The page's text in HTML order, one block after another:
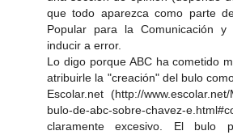
que todo aparezca como parte
Popular para la Comunicación y
inducir a error.
Lo digo porque ABC ha cometido
atribuirle la "creación" del bulo
Escolar.net (http://
bulo-de-abc-sobre-chavez-
claramente excesivo. El bulo